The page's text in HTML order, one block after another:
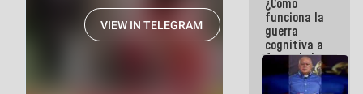
energético
¿Cómo
funciona la
guerra
cognitiva a
favor de la
narrativa
hegemónica?